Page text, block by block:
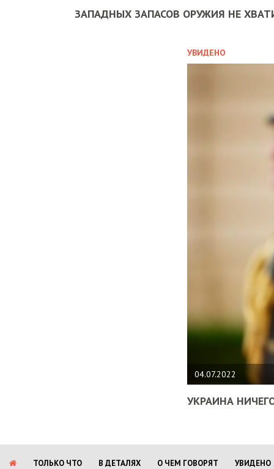
ЗАПАДНЫХ ЗАПАСОВ ОРУЖИЯ НЕ
УВИДЕНО
04.07.2022
УКРАИНА
ТОЛЬКО ЧТО В ДЕТАЛЯХ О ЧЕМ ГОВОРЯТ
УВИДЕНО